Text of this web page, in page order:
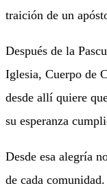
traición de un
Después de la
Iglesia, Cuerpo de
desde allí quiere
su esperanza
Desde esa alegría
de cada